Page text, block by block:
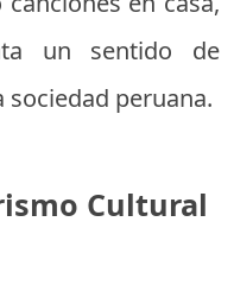
un sentido de
sociedad peruana.
Cultural